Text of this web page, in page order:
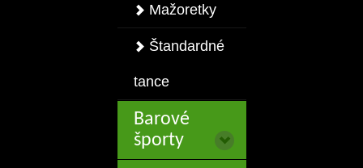
Mažoretky
Štandardné
tance
Barové
športy